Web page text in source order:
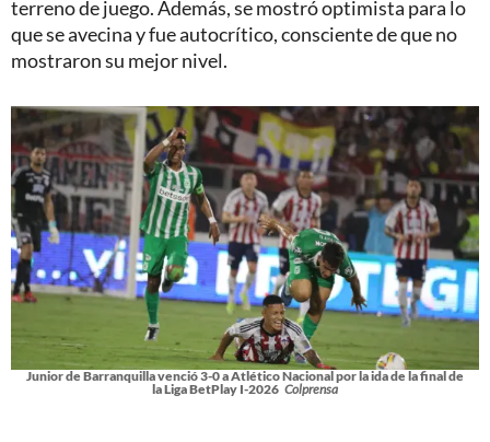
terreno de juego. Además, se mostró optimista para lo
que se avecina y fue autocrítico, consciente de que no
mostraron su mejor nivel.
Junior de Barranquilla venció 3-0 a Atlético Nacional por la ida de la final de
la Liga BetPlay I-2026 Colprensa